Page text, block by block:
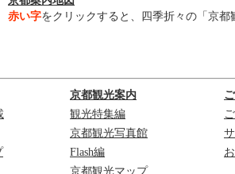
赤い字をクリックすると、四季折々の「京都
京都観光案内
観光特集編
京都観光写真館
Flash編
京都観光マップ